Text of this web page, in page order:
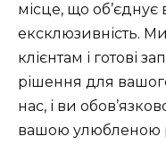
місце, що об’єднує
ексклюзивність.
клієнтам і готові
рішення для
нас, і ви
вашою улюбленою